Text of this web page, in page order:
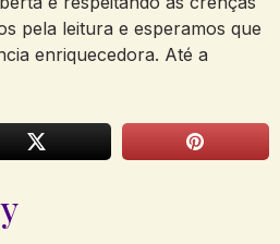
pela leitura e esperamos ‍que
enriquecedora. Até a⁤